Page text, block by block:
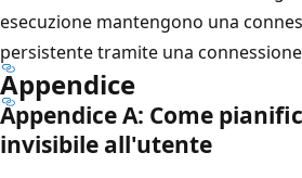
esecuzione mantengono una
persistente tramite una connessione
Appendice
Appendice A: Come
invisibile all'utente